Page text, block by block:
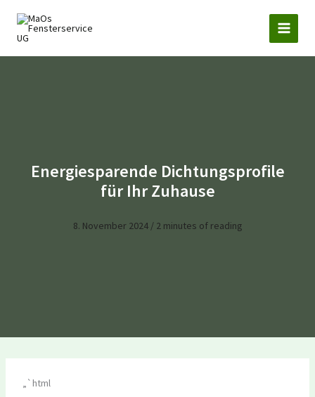
Inhalt
springen
Energiesparende Dichtungsprofile
für Ihr Zuhause
8. November 2024 / 2 minutes of reading
„`html